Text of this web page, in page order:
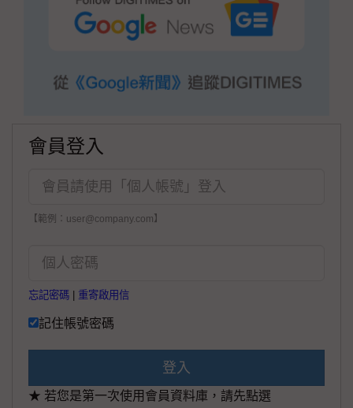
會員登入
【範例：user@company.com】
忘記密碼 重寄啟用信
記住帳號密碼
登入
★ 若您是第一次使用會員資料庫，請先點選